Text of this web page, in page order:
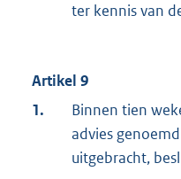
ter kennis van
Artikel 9
1.
Binnen tien
advies
uitgebracht,